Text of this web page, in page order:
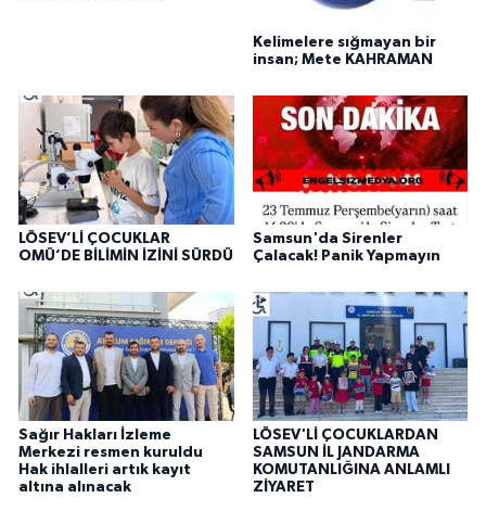
Kelimelere sığmayan bir
insan; Mete KAHRAMAN
LÖSEV’Lİ ÇOCUKLAR
OMÜ’DE BİLİMİN İZİNİ SÜRDÜ
Samsun'da Sirenler
Çalacak! Panik Yapmayın
Sağır Hakları İzleme
Merkezi resmen kuruldu
Hak ihlalleri artık kayıt
altına alınacak
LÖSEV'Lİ ÇOCUKLARDAN
SAMSUN İL JANDARMA
KOMUTANLIĞINA ANLAMLI
ZİYARET